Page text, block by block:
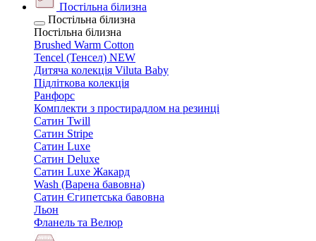
Постільна білизна
Постільна білизна
Постільна білизна
Brushed Warm Cotton
Tencel (Тенсел) NEW
Дитяча колекція Viluta Baby
Підліткова колекція
Ранфорс
Комплекти з простирадлом на резинці
Сатин Twill
Сатин Stripe
Сатин Luxe
Сатин Deluxe
Сатин Luxe Жакард
Wash (Варена бавовна)
Сатин Єгипетська бавовна
Льон
Фланель та Велюр